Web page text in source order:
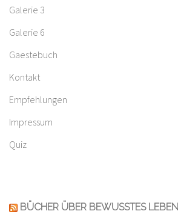
Galerie 3
Galerie 6
Gaestebuch
Kontakt
Empfehlungen
Impressum
Quiz
BÜCHER ÜBER BEWUSSTES LEBEN